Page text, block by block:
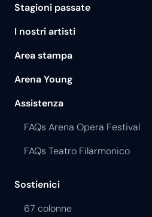
Stagioni passate
I nostri artisti
Area stampa
Arena Young
Assistenza
FAQs Arena Opera Festival
FAQs Teatro Filarmonico
Sostienici
67 colonne